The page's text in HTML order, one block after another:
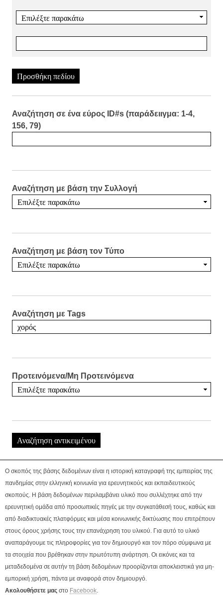
Προσθήκη πεδίου
Αναζήτηση σε ένα εύρος ID#s (παράδειιγμα: 1-4,
156, 79)
Αναζήτηση με βάση την Συλλογή
Αναζήτηση με βάση τον Τύπο
Αναζήτηση με Tags
Προτεινόμενα/Μη Προτεινόμενα
Ο σκοπός της βάσης δεδομένων είναι η ιστορική καταγραφή της εμπειρίας της
πανδημίας στην ελληνική κοινωνία για ερευνητικούς και εκπαιδευτικούς
σκοπούς. Η βάση δεδομένων περιλαμβάνει υλικό που συλλέχτηκε από την
ερευνητική ομάδα από προσωπικές πηγές με την συγκατάθεσή τους, καθώς και
από διαδικτυακές πλατφόρμες και μέσα κοινωνικής δικτύωσης που επιτρέπουν
στους όρους χρήσης τους την επανάχρηση του υλικού. Για αυτό το υλικό
αναπαράγουμε τις πληροφορίες για τον δημιουργό και τον πόρο σύμφωνα με
τα στοιχεία που βρέθηκαν στην πρωτότυπη ανάρτηση. Οι εικόνες και τα
μεταδεδομένα σε αυτήν τη βάση δεδομένων προορίζονται αποκλειστικά για μη-
εμπορική χρήση, πάντα με αναφορά στον δημιουργό.
Ακολουθήσετε μας στο Facebook